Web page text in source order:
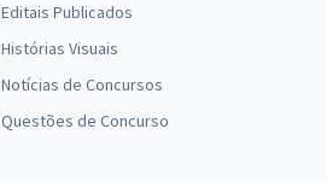
Editais Publicados
Histórias Visuais
Notícias de Concursos
Questões de Concurso